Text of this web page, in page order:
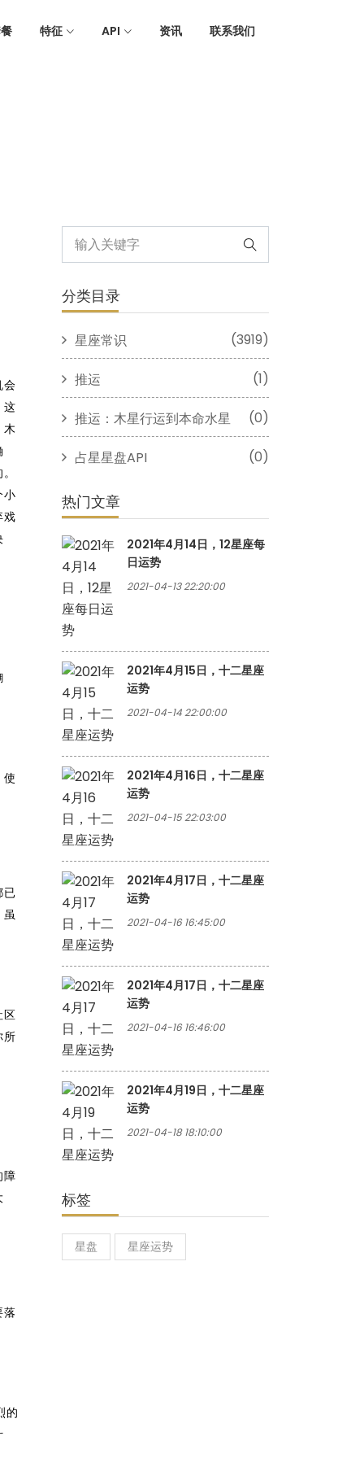
特征 API 资讯 联系我们
会
这
小
戏
已
区
所
障
的
分类目录
星座常识 (3919)
推运 (1)
推运：木星行运到本命水星 (0)
占星星盘API (0)
热门文章
2021年4月14日，12星座每
日运势
2021-04-13 22:20:00
2021年4月15日，十二星座
运势
2021-04-14 22:00:00
2021年4月16日，十二星座
运势
2021-04-15 22:03:00
2021年4月17日，十二星座
运势
2021-04-16 16:45:00
2021年4月17日，十二星座
运势
2021-04-16 16:46:00
2021年4月19日，十二星座
运势
2021-04-18 18:10:00
标签
星盘 星座运势